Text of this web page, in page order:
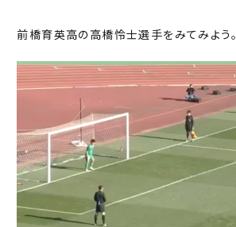
前橋育英高の高橋怜士選手をみてみよう。